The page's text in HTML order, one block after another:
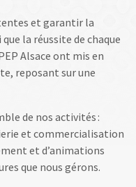
et garantir la
la réussite de chaque
Alsace ont mis en
reposant sur une
de nos activités :
et commercialisation
et d’animations
que nous gérons.